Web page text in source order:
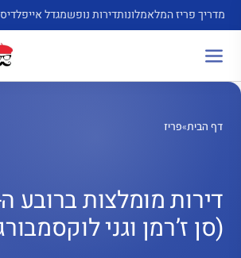
לדלג
לתוכן
מדריך פריז המלאמלונותדירות נופשמגדל אייפל
דף הבית»פריז
(סן ז’רמן וגני